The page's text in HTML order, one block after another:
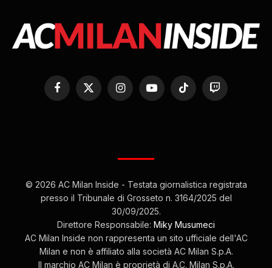
Facebook
X
InstagramYouTubeTikTok Twitch
© 2026 AC Milan Inside - Testata giornalistica registrata
presso il Tribunale di Grosseto n. 3164/2025 del
30/09/2025.
Direttore Responsabile: Miky Musumeci
AC Milan Inside non rappresenta un sito ufficiale dell'AC
Milan e non è affiliato alla società AC Milan S.p.A.
Il marchio AC Milan è proprietà di A.C. Milan S.p.A.